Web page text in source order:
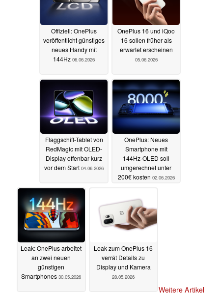
Offiziell: OnePlus
veröffentlicht günstiges
neues Handy mit
144Hz 06.06.2026
OnePlus 16 und iQoo
16 sollen früher als
erwartet erscheinen
05.06.2026
Flaggschiff-Tablet von
RedMagic mit OLED-
Display offenbar kurz
vor dem Start 04.06.2026
OnePlus: Neues
Smartphone mit
144Hz-OLED soll
umgerechnet unter
200€ kosten 02.06.2026
Leak: OnePlus arbeitet
an zwei neuen
günstigen
Smartphones 30.05.2026
Leak zum OnePlus 16
verrät Details zu
Display und Kamera
28.05.2026
Weitere Artikel